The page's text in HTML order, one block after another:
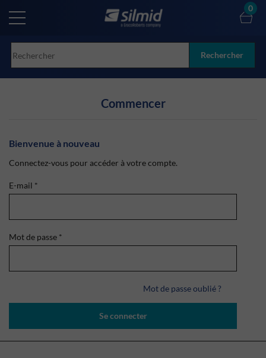
main
Rechercher
0
Commencer
Bienvenue à nouveau
Connectez-vous pour accéder à votre compte.
E-mail *
Mot de passe *
Mot de passe oublié ?
Se connecter